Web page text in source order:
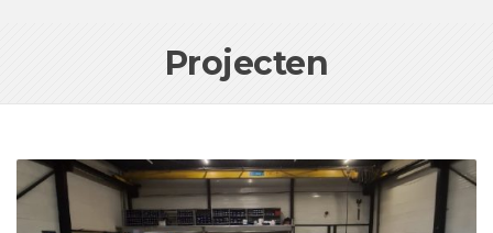
Projecten